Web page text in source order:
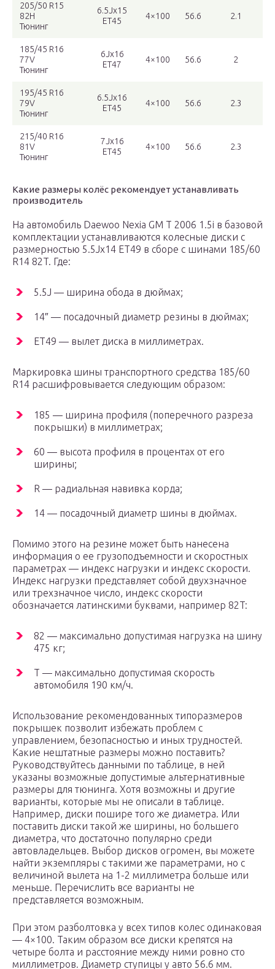
205/50 R15
82H
Тюнинг
6.5Jx15
ET45
4×100 56.6 2.1
185/45 R16
77V
Тюнинг
6Jx16
ET47
4×100 56.6 2
195/45 R16
79V
Тюнинг
6.5Jx16
ET45
4×100 56.6 2.3
215/40 R16
81V
Тюнинг
7Jx16
ET45
4×100 56.6 2.3
Какие размеры колёс рекомендует устанавливать
производитель
На автомобиль Daewoo Nexia GM T 2006 1.5i в базовой
комплектации устанавливаются колесные диски с
размерностью 5.5Jx14 ET49 в сборе с шинами 185/60
R14 82T. Где:
5.5J — ширина обода в дюймах;
14″ — посадочный диаметр резины в дюймах;
ET49 — вылет диска в миллиметрах.
Маркировка шины транспортного средства 185/60
R14 расшифровывается следующим образом:
185 — ширина профиля (поперечного разреза
покрышки) в миллиметрах;
60 — высота профиля в процентах от его
ширины;
R — радиальная навивка корда;
14 — посадочный диаметр шины в дюймах.
Помимо этого на резине может быть нанесена
информация о ее грузоподъемности и скоростных
параметрах — индекс нагрузки и индекс скорости.
Индекс нагрузки представляет собой двухзначное
или трехзначное число, индекс скорости
обозначается латинскими буквами, например 82T:
82 — максимально допустимая нагрузка на шину
475 кг;
T — максимально допустимая скорость
автомобиля 190 км/ч.
Использование рекомендованных типоразмеров
покрышек позволит избежать проблем с
управлением, безопасностью и иных трудностей.
Какие нештатные размеры можно поставить?
Руководствуйтесь данными по таблице, в ней
указаны возможные допустимые альтернативные
размеры для тюнинга. Хотя возможны и другие
варианты, которые мы не описали в таблице.
Например, диски пошире того же диаметра. Или
поставить диски такой же ширины, но большего
диаметра, что достаточно популярно среди
автовладельцев. Выбор дисков огромен, вы можете
найти экземпляры с такими же параметрами, но с
величиной вылета на 1-2 миллиметра больше или
меньше. Перечислить все варианты не
представляется возможным.
При этом разболтовка у всех типов колес одинаковая
— 4×100. Таким образом все диски крепятся на
четыре болта и расстояние между ними ровно сто
миллиметров. Диаметр ступицы у авто 56.6 мм.